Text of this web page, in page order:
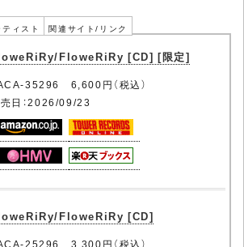
ィスト 関連サイト/リンク
FloweRiRy [CD] [限定]
35296 6,600円（税込）
日：2026/09/23
FloweRiRy [CD]
25296 3,300円（税込）